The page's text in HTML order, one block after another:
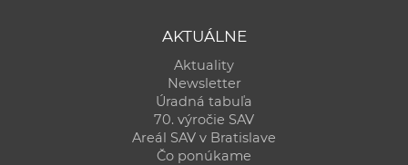
AKTUÁLNE
Aktuality
Newsletter
Úradná tabuľa
70. výročie SAV
Areál SAV v Bratislave
Čo ponúkame